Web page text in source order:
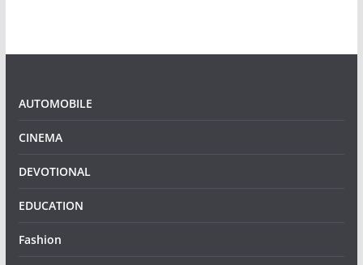
AUTOMOBILE
CINEMA
DEVOTIONAL
EDUCATION
Fashion